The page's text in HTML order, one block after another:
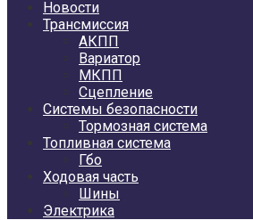
Новости
Трансмиссия
АКПП
Вариатор
МКПП
Сцепление
Системы безопасности
Тормозная система
Топливная система
Гбо
Ходовая часть
Шины
Электрика